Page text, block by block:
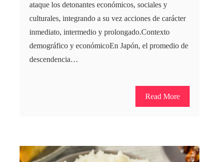
ataque los detonantes económicos, sociales y
culturales, integrando a su vez acciones de carácter
inmediato, intermedio y prolongado.Contexto
demográfico y económicoEn Japón, el promedio de
descendencia…
Read More